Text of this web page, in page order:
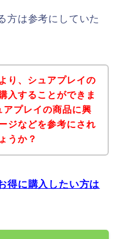
方は参考にしていた
り、シュアプレイの
入することができま
アプレイの商品に興
ジなどを参考にされ
うか？
得に購入したい方は